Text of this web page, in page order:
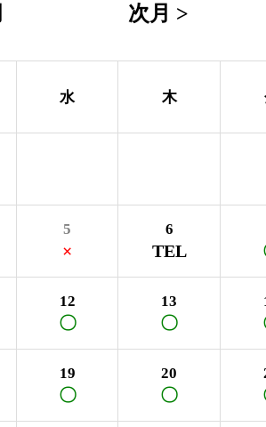
次月 >
水 木
5
×
6
TEL
12
〇
13
〇
19
〇
20
〇